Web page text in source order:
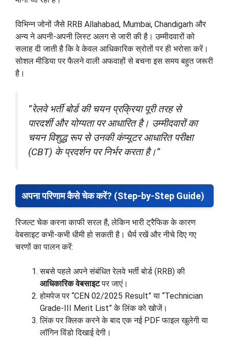
विभिन्न जोनों जैसे RRB Allahabad, Mumbai, Chandigarh और
अन्य ने अपनी-अपनी लिस्ट अलग से जारी की है। उम्मीदवारों को
सलाह दी जाती है कि वे केवल आधिकारिक स्रोतों पर ही भरोसा करें।
सोशल मीडिया पर फैलने वाली अफवाहों से बचना इस समय बहुत जरूरी
है।
“रेलवे भर्ती बोर्ड की चयन प्रक्रिया पूरी तरह से
पारदर्शी और योग्यता पर आधारित है। उम्मीदवारों का
चयन विशुद्ध रूप से उनकी कंप्यूटर आधारित परीक्षा
(CBT) के प्रदर्शन पर निर्भर करता है।”
अपना परिणाम कैसे चेक करें? (Step-by-Step Guide)
रिजल्ट चेक करना काफी सरल है, लेकिन भारी ट्रैफिक के कारण
वेबसाइट कभी-कभी धीमी हो सकती है। धैर्य रखें और नीचे दिए गए
चरणों का पालन करें:
सबसे पहले अपने संबंधित रेलवे भर्ती बोर्ड (RRB) की
आधिकारिक वेबसाइटपर जाएं।
होमपेज पर “CEN 02/2025 Result” या “Technician
Grade-III Merit List” के लिंक को खोजें।
लिंक पर क्लिक करने के बाद एक नई PDF फाइल खुलेगी या
लॉगिन विंडो दिखाई देगी।